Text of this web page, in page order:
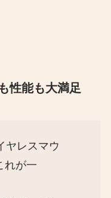
性能も大満足
ヤレスマウ
れが一